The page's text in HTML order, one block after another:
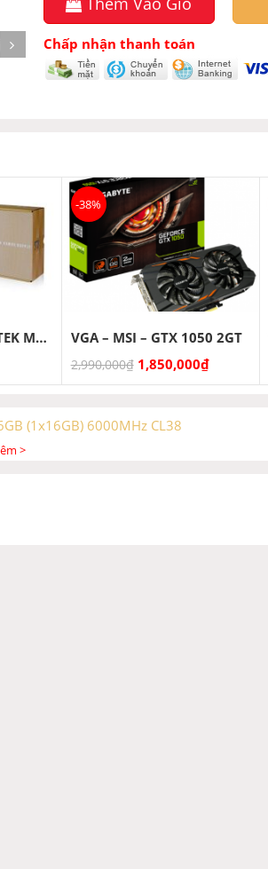
Chấp nhận thanh toán
Nguồn máy tính JETEK Model 600 ELITE V5
-38%
VGA – MSI – GTX 1050 2GT
2,990,000₫ 1,850,000₫
(1x16GB) 6000MHz CL38
>